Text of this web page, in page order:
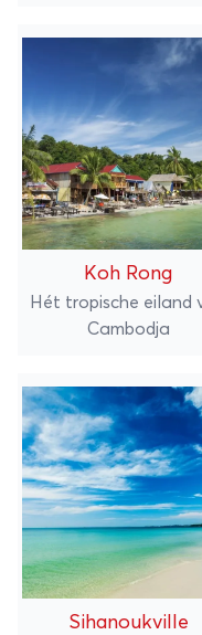
Koh Rong
Hét tropische eiland
Cambodja
Sihanoukville